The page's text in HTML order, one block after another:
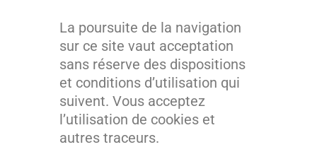
La poursuite de la navigation
sur ce site vaut acceptation
sans réserve des dispositions
et conditions d’utilisation qui
suivent. Vous acceptez
l’utilisation de cookies et
autres traceurs.